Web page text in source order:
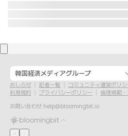
韓国経済メディアグループ
おしらせ 記者一覧
コミュニティ運営ポリシ
利用規約
プライバシーポリシー
倫理規範
お問い合わせ help@bloomingbit.io